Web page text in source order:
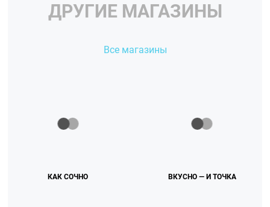
ДРУГИЕ МАГАЗИНЫ
Все магазины
КАК СОЧНО ВКУСНО — И ТОЧКА